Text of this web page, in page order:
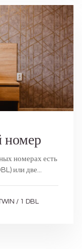
номер
номерах есть
или две...
/ 1 DBL